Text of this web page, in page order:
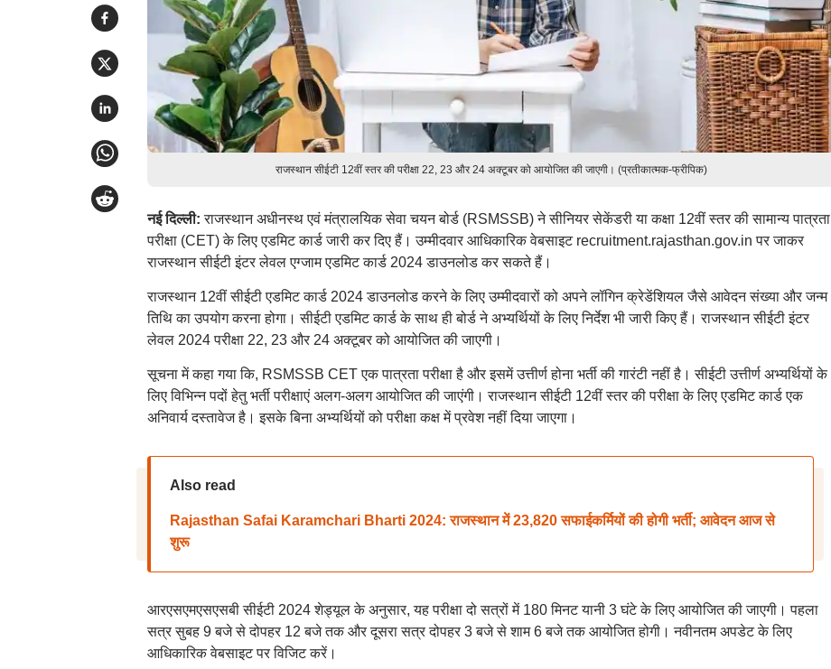
राजस्थान सीईटी 12वीं स्तर की परीक्षा 22, 23 और 24 अक्टूबर को आयोजित की जाएगी। (प्रतीकात्मक-फ्रीपिक)
नई दिल्ली:राजस्थान अधीनस्थ एवं मंत्रालयिक सेवा चयन बोर्ड (RSMSSB) ने सीनियर सेकेंडरी या कक्षा 12वीं स्तर की सामान्य पात्रता
परीक्षा (CET) के लिए एडमिट कार्ड जारी कर दिए हैं। उम्मीदवार आधिकारिक वेबसाइट recruitment.rajasthan.gov.in पर जाकर
राजस्थान सीईटी इंटर लेवल एग्जाम एडमिट कार्ड 2024 डाउनलोड कर सकते हैं।
राजस्थान 12वीं सीईटी एडमिट कार्ड 2024 डाउनलोड करने के लिए उम्मीदवारों को अपने लॉगिन क्रेडेंशियल जैसे आवेदन संख्या और जन्म
तिथि का उपयोग करना होगा। सीईटी एडमिट कार्ड के साथ ही बोर्ड ने अभ्यर्थियों के लिए निर्देश भी जारी किए हैं। राजस्थान सीईटी इंटर
लेवल 2024 परीक्षा 22, 23 और 24 अक्टूबर को आयोजित की जाएगी।
सूचना में कहा गया कि, RSMSSB CET एक पात्रता परीक्षा है और इसमें उत्तीर्ण होना भर्ती की गारंटी नहीं है। सीईटी उत्तीर्ण अभ्यर्थियों के
लिए विभिन्न पदों हेतु भर्ती परीक्षाएं अलग-अलग आयोजित की जाएंगी। राजस्थान सीईटी 12वीं स्तर की परीक्षा के लिए एडमिट कार्ड एक
अनिवार्य दस्तावेज है। इसके बिना अभ्यर्थियों को परीक्षा कक्ष में प्रवेश नहीं दिया जाएगा।
Also read
Rajasthan Safai Karamchari Bharti 2024: राजस्थान में 23,820 सफाईकर्मियों की होगी भर्ती; आवेदन आज से
शुरू
आरएसएमएसएसबी सीईटी 2024 शेड्यूल के अनुसार, यह परीक्षा दो सत्रों में 180 मिनट यानी 3 घंटे के लिए आयोजित की जाएगी। पहला
सत्र सुबह 9 बजे से दोपहर 12 बजे तक और दूसरा सत्र दोपहर 3 बजे से शाम 6 बजे तक आयोजित होगी। नवीनतम अपडेट के लिए
आधिकारिक वेबसाइट पर विजिट करें।